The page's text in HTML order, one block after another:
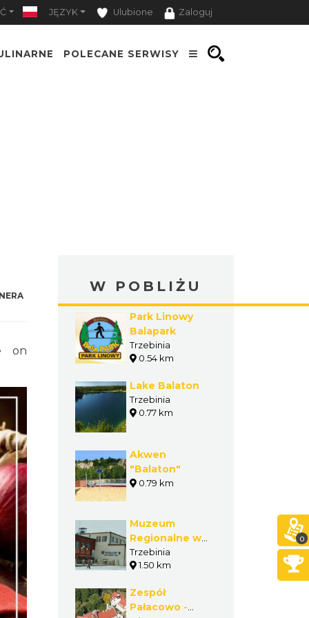
JĘZYK Ulubione Zaloguj
POLECANE SERWISY
on
W POBLIŻU
Park Linowy
Balapark
Trzebinia
0.54 km
Lake Balaton
Trzebinia
0.77 km
Akwen
"Balaton"
0.79 km
Muzeum
Regionalne w
Trzebini
Trzebinia
1.50 km
Zespół
Pałacowo -
0